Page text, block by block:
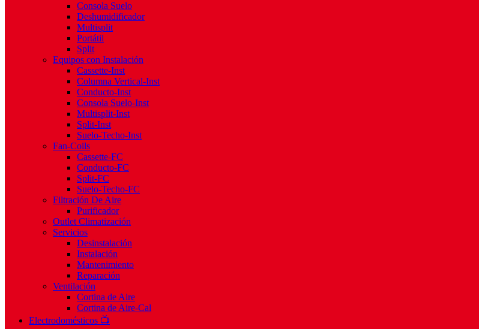
Consola Suelo
Deshumidificador
Multisplit
Portátil
Split
Equipos con Instalación
Cassette-Inst
Columna Vertical-Inst
Conducto-Inst
Consola Suelo-Inst
Multisplit-Inst
Split-Inst
Suelo-Techo-Inst
Fan-Coils
Cassette-FC
Conducto-FC
Split-FC
Suelo-Techo-FC
Filtración De Aire
Purificador
Outlet Climatización
Servicios
Desinstalación
Instalación
Mantenimiento
Reparación
Ventilación
Cortina de Aire
Cortina de Aire-Cal
Electrodomésticos 📺